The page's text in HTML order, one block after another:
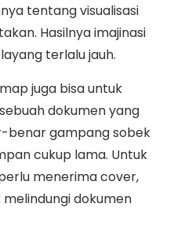
tentang visualisasi
Hasilnya imajinasi
terlalu jauh.
juga bisa untuk
dokumen yang
benar gampang sobek
cukup lama. Untuk
menerima cover,
dokumen